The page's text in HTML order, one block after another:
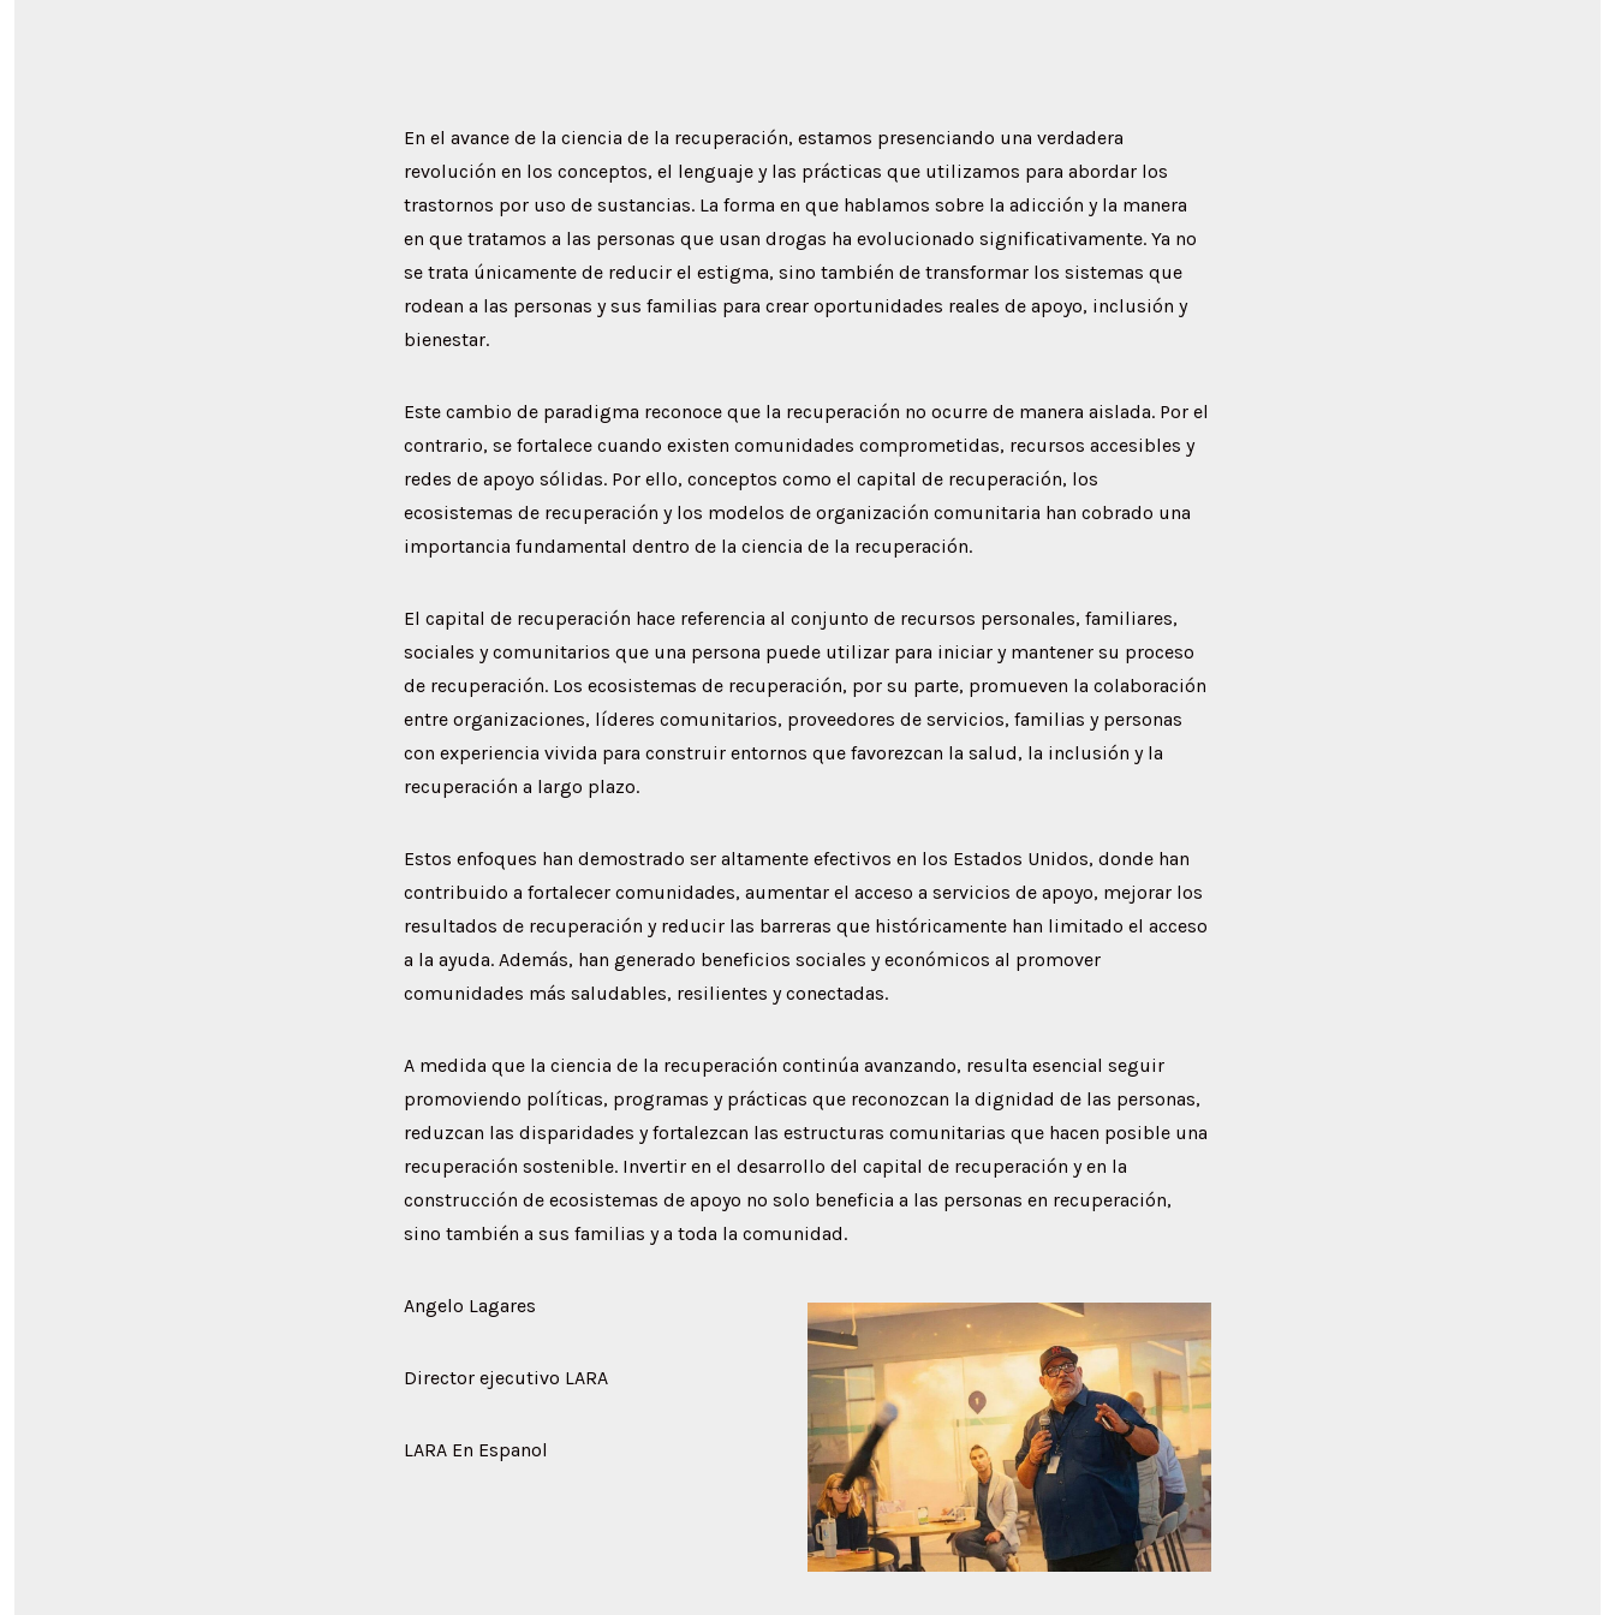
En el avance de la ciencia de la recuperación, estamos presenciando una verdadera
revolución en los conceptos, el lenguaje y las prácticas que utilizamos para abordar los
trastornos por uso de sustancias. La forma en que hablamos sobre la adicción y la manera
en que tratamos a las personas que usan drogas ha evolucionado significativamente. Ya no
se trata únicamente de reducir el estigma, sino también de transformar los sistemas que
rodean a las personas y sus familias para crear oportunidades reales de apoyo, inclusión y
bienestar.
Este cambio de paradigma reconoce que la recuperación no ocurre de manera aislada. Por el
contrario, se fortalece cuando existen comunidades comprometidas, recursos accesibles y
redes de apoyo sólidas. Por ello, conceptos como el capital de recuperación, los
ecosistemas de recuperación y los modelos de organización comunitaria han cobrado una
importancia fundamental dentro de la ciencia de la recuperación.
El capital de recuperación hace referencia al conjunto de recursos personales, familiares,
sociales y comunitarios que una persona puede utilizar para iniciar y mantener su proceso
de recuperación. Los ecosistemas de recuperación, por su parte, promueven la colaboración
entre organizaciones, líderes comunitarios, proveedores de servicios, familias y personas
con experiencia vivida para construir entornos que favorezcan la salud, la inclusión y la
recuperación a largo plazo.
Estos enfoques han demostrado ser altamente efectivos en los Estados Unidos, donde han
contribuido a fortalecer comunidades, aumentar el acceso a servicios de apoyo, mejorar los
resultados de recuperación y reducir las barreras que históricamente han limitado el acceso
a la ayuda. Además, han generado beneficios sociales y económicos al promover
comunidades más saludables, resilientes y conectadas.
A medida que la ciencia de la recuperación continúa avanzando, resulta esencial seguir
promoviendo políticas, programas y prácticas que reconozcan la dignidad de las personas,
reduzcan las disparidades y fortalezcan las estructuras comunitarias que hacen posible una
recuperación sostenible. Invertir en el desarrollo del capital de recuperación y en la
construcción de ecosistemas de apoyo no solo beneficia a las personas en recuperación,
sino también a sus familias y a toda la comunidad.
Angelo Lagares
Director ejecutivo LARA
LARA En Espanol